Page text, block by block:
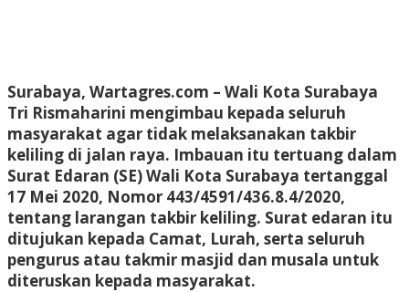
Surabaya, Wartagres.com – Wali Kota Surabaya
Tri Rismaharini mengimbau kepada seluruh
masyarakat agar tidak melaksanakan takbir
keliling di jalan raya. Imbauan itu tertuang dalam
Surat Edaran (SE) Wali Kota Surabaya tertanggal
17 Mei 2020, Nomor 443/4591/436.8.4/2020,
tentang larangan takbir keliling. Surat edaran itu
ditujukan kepada Camat, Lurah, serta seluruh
pengurus atau takmir masjid dan musala untuk
diteruskan kepada masyarakat.